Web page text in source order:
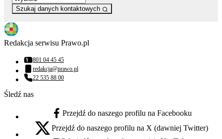
Szukaj danych kontaktowych
Redakcja serwisu Prawo.pl
Numer telefonu:
801 04 45 45
Adres email:
redakcja@prawo.pl
Numer telefonu:
22 535 88 00
Śledź nas
facebook - otwiera się w nowej karcie
Przejdź do naszego profilu na Facebooku
x - otwiera się w nowej karcie
Przejdź do naszego profilu na X (dawniej Twitter)